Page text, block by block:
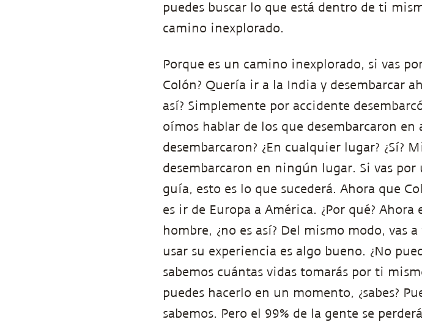
puedes buscar lo que está dentro de ti
camino inexplorado.
Porque es un camino inexplorado, si vas
Colón? Quería ir a la India y desembarcar
así? Simplemente por accidente
oímos hablar de los que desembarcaron en
desembarcaron? ¿En cualquier lugar? ¿Sí?
desembarcaron en ningún lugar. Si vas
guía, esto es lo que sucederá. Ahora que
es ir de Europa a América. ¿Por qué?
hombre, ¿no es así? Del mismo modo, vas
usar su experiencia es algo bueno. ¿No
sabemos cuántas vidas tomarás por ti
puedes hacerlo en un momento, ¿sabes?
sabemos. Pero el 99% de la gente se